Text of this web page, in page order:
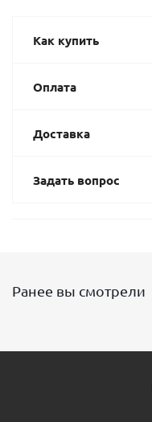
Как купить
Оплата
Доставка
Задать вопрос
Ранее вы смотрели